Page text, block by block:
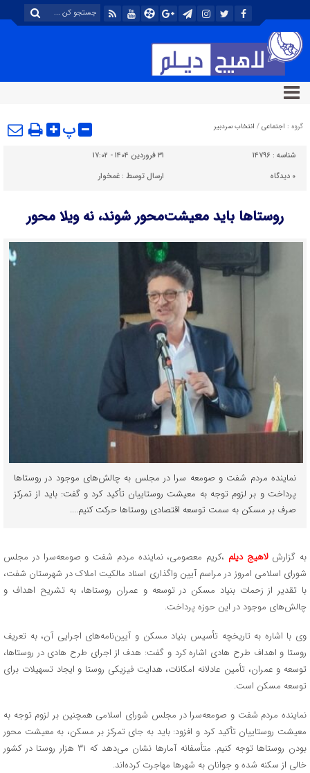
گروه : اجتماعی / انتخاب سردبیر پ
شناسه : ۱۴۷۹۶
۳۱ فروردین ۱۴۰۴ - ۱۷:۰۲
۰ دیدگاه ارسال توسط :غمخوار
روستاها باید معیشت‌محور شوند، نه ویلا محور
نماینده مردم شفت و صومعه سرا در مجلس به چالش‌های موجود در روستاها
پرداخت و بر لزوم توجه به معیشت روستاییان تأکید کرد و گفت: باید از تمرکز
صرف بر مسکن به سمت توسعه اقتصادی روستاها حرکت کنیم....
به گزارشلاهیج دیلم ،کریم معصومی، نماینده مردم شفت و صومعه‌سرا در مجلس
شورای اسلامی امروز در مراسم آیین واگذاری اسناد مالکیت املاک در شهرستان شفت،
با تقدیر از زحمات بنیاد مسکن در توسعه و عمران روستاها، به تشریح اهداف و
چالش‌های موجود در این حوزه پرداخت.
وی با اشاره به تاریخچه تأسیس بنیاد مسکن و آیین‌نامه‌های اجرایی آن، به تعریف
روستا و اهداف طرح هادی اشاره کرد و گفت: هدف از اجرای طرح هادی در روستاها،
توسعه و عمران، تأمین عادلانه امکانات، هدایت فیزیکی روستا و ایجاد تسهیلات برای
توسعه مسکن است.
نماینده مردم شفت و صومعه‌سرا در مجلس شورای اسلامی همچنین بر لزوم توجه به
معیشت روستاییان تأکید کرد و افزود: باید به جای تمرکز بر مسکن، به معیشت محور
بودن روستاها توجه کنیم. متأسفانه آمارها نشان می‌دهد که ۳۱ هزار روستا در کشور
خالی از سکنه شده و جوانان به شهرها مهاجرت کرده‌اند.